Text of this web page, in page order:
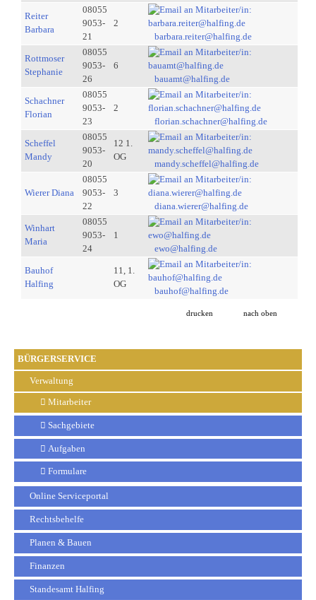
BÜRGERSERVICE
Verwaltung
Mitarbeiter
Sachgebiete
Aufgaben
Formulare
Online Serviceportal
Rechtsbehelfe
Planen & Bauen
Finanzen
Standesamt Halfing
Reiter
Barbara
08055
9053-
21
2
barbara.reiter@halfing.de
Rottmoser
Stephanie
08055
9053-
26
6
bauamt@halfing.de
Schachner
Florian
08055
9053-
23
2
florian.schachner@halfing.de
Scheffel
Mandy
08055
9053-
20
12 1.
OG
mandy.scheffel@halfing.de
Wierer Diana
08055
9053-
22
3
diana.wierer@halfing.de
Winhart
Maria
08055
9053-
24
1
ewo@halfing.de
Bauhof
Halfing
11, 1.
OG
bauhof@halfing.de
drucken nach oben